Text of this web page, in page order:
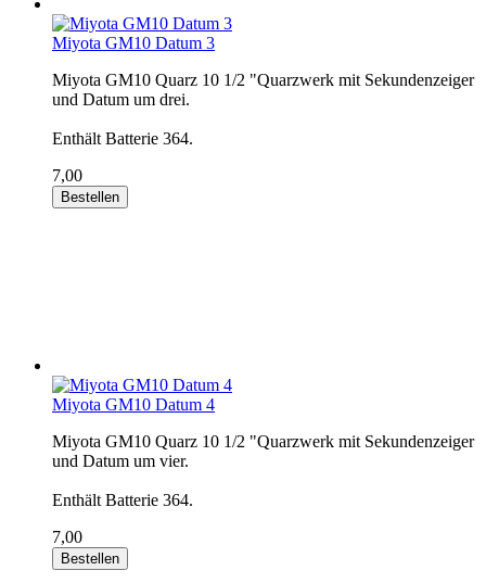
Miyota GM10 Datum 3
Miyota GM10 Quarz 10 1/2 "Quarzwerk mit Sekundenzeiger
und Datum um drei.
Enthält Batterie 364.
7,00
Bestellen
Miyota GM10 Datum 4
Miyota GM10 Quarz 10 1/2 "Quarzwerk mit Sekundenzeiger
und Datum um vier.
Enthält Batterie 364.
7,00
Bestellen